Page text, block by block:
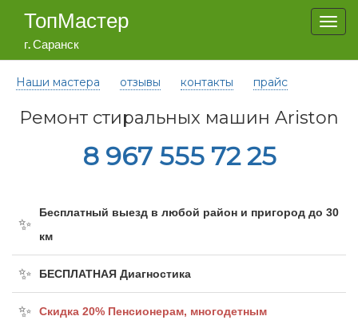
ТопМастер
г. Саранск
Наши мастера отзывы контакты прайс
Ремонт стиральных машин Ariston
8 967 555 72 25
Бесплатный выезд в любой район и пригород до 30
км
БЕСПЛАТНАЯ Диагностика
Cкидка 20% Пенсионерам, многодетным